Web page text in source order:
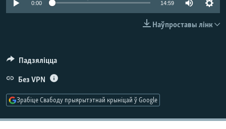
КУЛЬТУРА
МОВА0:00 14:59
Наўпроставы лінк
Падзяліцца
Без VPN
Зрабіце Свабоду прыярытэтнай крыніцай ў Google